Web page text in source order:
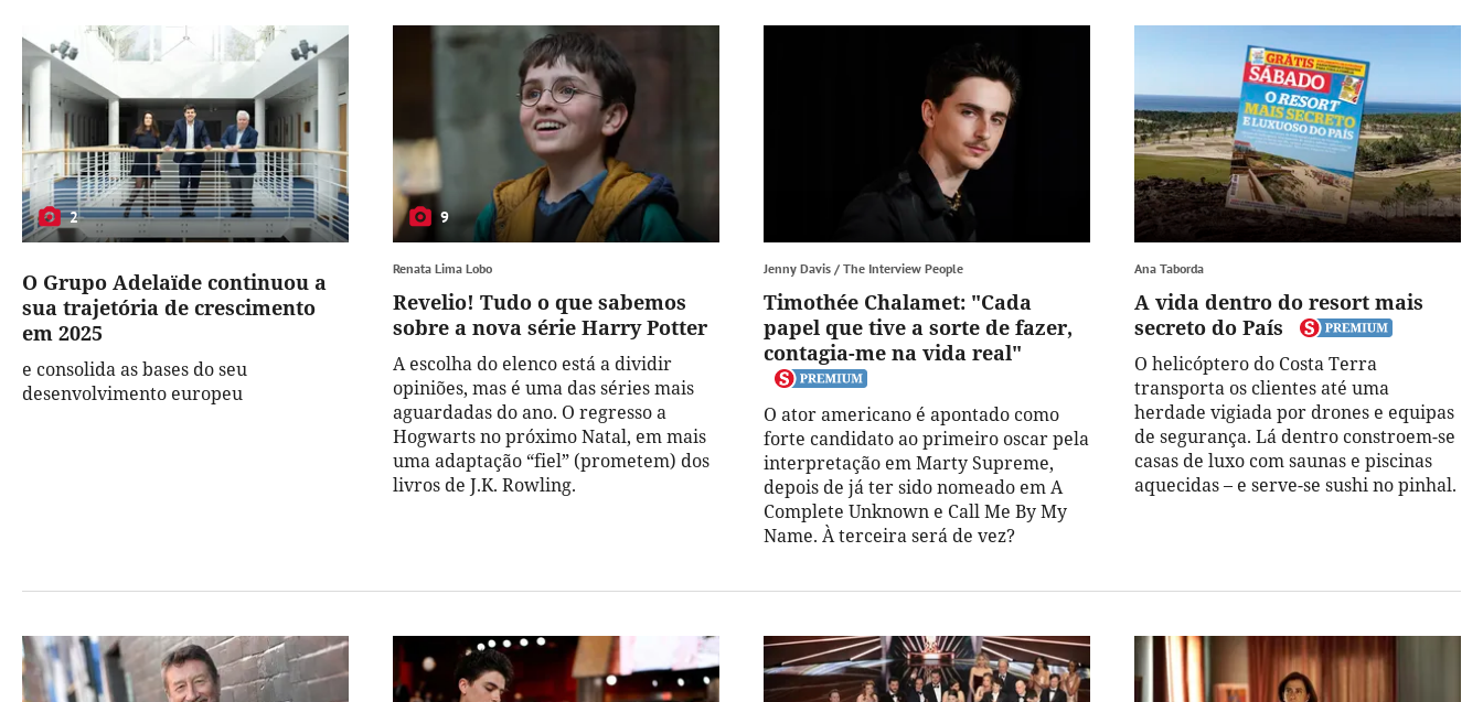
2
O Grupo Adelaïde continuou a
sua trajetória de crescimento
em 2025
e consolida as bases do seu
desenvolvimento europeu
9
Renata Lima Lobo
Revelio! Tudo o que sabemos
sobre a nova série Harry Potter
A escolha do elenco está a dividir
opiniões, mas é uma das séries mais
aguardadas do ano. O regresso a
Hogwarts no próximo Natal, em mais
uma adaptação “fiel” (prometem) dos
livros de J.K. Rowling.
Jenny Davis / The Interview People
Timothée Chalamet: "Cada
papel que tive a sorte de fazer,
contagia-me na vida real"
O ator americano é apontado como
forte candidato ao primeiro oscar pela
interpretação em Marty Supreme,
depois de já ter sido nomeado em A
Complete Unknown e Call Me By My
Name. À terceira será de vez?
Ana Taborda
A vida dentro do resort mais
secreto do País
O helicóptero do Costa Terra
transporta os clientes até uma
herdade vigiada por drones e equipas
de segurança. Lá dentro constroem-se
casas de luxo com saunas e piscinas
aquecidas – e serve-se sushi no pinhal.